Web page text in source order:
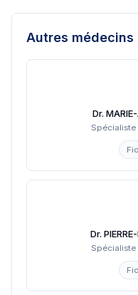
Autres médecins
Dr.
Dr.